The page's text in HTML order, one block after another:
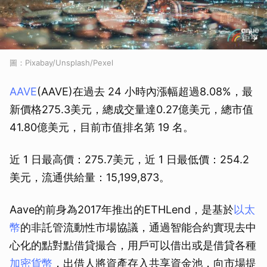
圖：Pixabay/Unsplash/Pexel
AAVE(AAVE)在過去 24 小時內漲幅超過8.08%，最
新價格275.3美元，總成交量達0.27億美元，總市值
41.80億美元，目前市值排名第 19 名。
近 1 日最高價：275.7美元，近 1 日最低價：254.2
美元，流通供給量：15,199,873。
Aave的前身為2017年推出的ETHLend，是基於以太
幣的非託管流動性市場協議，通過智能合約實現去中
心化的點對點借貸撮合，用戶可以借出或是借貸各種
加密貨幣 ，出借人將資產存入共享資金池，向市場提